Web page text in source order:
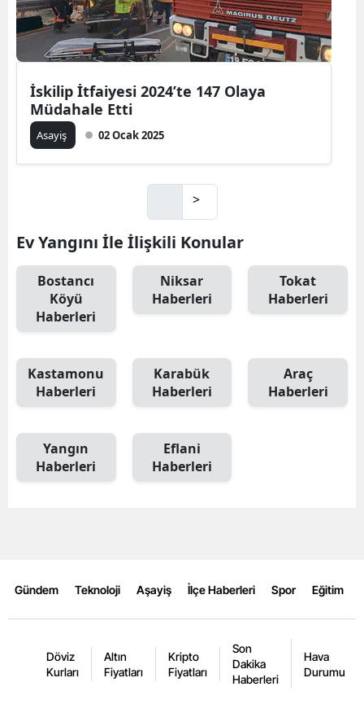
İskilip İtfaiyesi 2024’te 147 Olaya
Müdahale Etti
Asayiş 02 Ocak 2025
>
Ev Yangını İle İlişkili Konular
Bostancı
Köyü
Haberleri
Niksar
Haberleri
Tokat
Haberleri
Kastamonu
Haberleri
Karabük
Haberleri
Araç
Haberleri
Yangın
Haberleri
Eflani
Haberleri
Gündem Teknoloji Aşayiş İlçe Haberleri Spor Eğitim
Döviz
Kurları
Altın
Fiyatları
Kripto
Fiyatları
Son
Dakika
Haberleri
Hava
Durumu